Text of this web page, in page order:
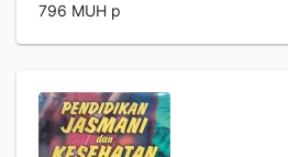
796 MUH p